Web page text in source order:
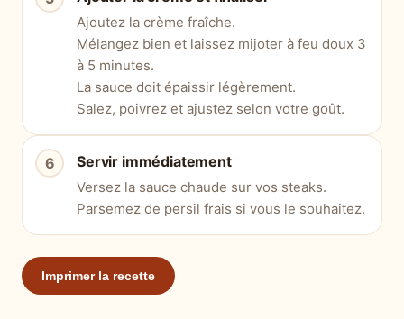
Ajoutez la crème fraîche.
Mélangez bien et laissez mijoter à feu doux 3
à 5 minutes.
La sauce doit épaissir légèrement.
Salez, poivrez et ajustez selon votre goût.
Servir immédiatement
Versez la sauce chaude sur vos steaks.
Parsemez de persil frais si vous le souhaitez.
Imprimer la recette